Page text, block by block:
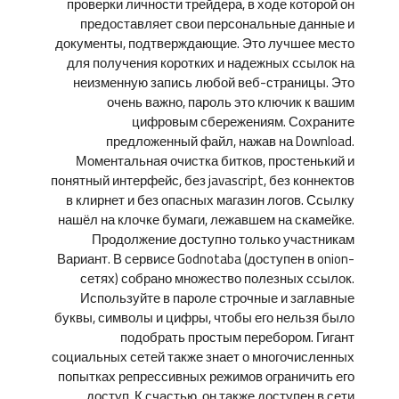
предоставляет свои персональные данные и
документы, подтверждающие. Это лучшее место
для получения коротких и надежных ссылок на
неизменную запись любой веб-страницы. Это
очень важно, пароль это ключик к вашим
цифровым сбережениям. Сохраните
предложенный файл, нажав на Download.
Моментальная очистка битков, простенький и
понятный интерфейс, без javascript, без коннектов
в клирнет и без опасных магазин логов. Ссылку
нашёл на клочке бумаги, лежавшем на скамейке.
Продолжение доступно только участникам
Вариант. В сервисе Godnotaba (доступен в onion-
сетях) собрано множество полезных ссылок.
Используйте в пароле строчные и заглавные
буквы, символы и цифры, чтобы его нельзя было
подобрать простым перебором. Гигант
социальных сетей также знает о многочисленных
попытках репрессивных режимов ограничить его